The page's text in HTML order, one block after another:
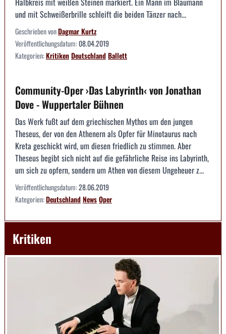
und mit Schweißerbrille schleift die beiden Tänzer nach...
Geschrieben vonDagmar Kurtz
Veröffentlichungsdatum:08.04.2019
Kategorien:KritikenDeutschlandBallett
Community-Oper ›Das Labyrinth‹ von Jonathan
Dove - Wuppertaler Bühnen
Das Werk fußt auf dem griechischen Mythos um den jungen
Theseus, der von den Athenern als Opfer für Minotaurus nach
Kreta geschickt wird, um diesen friedlich zu stimmen. Aber
Theseus begibt sich nicht auf die gefährliche Reise ins Labyrinth,
um sich zu opfern, sondern um Athen von diesem Ungeheuer z...
Veröffentlichungsdatum:28.06.2019
Kategorien:DeutschlandNewsOper
Kritiken